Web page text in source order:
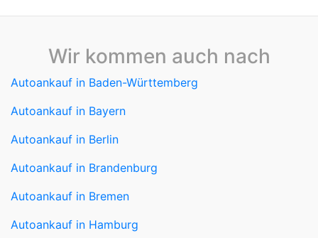
Wir kommen auch nach
Autoankauf in Baden-Württemberg
Autoankauf in Bayern
Autoankauf in Berlin
Autoankauf in Brandenburg
Autoankauf in Bremen
Autoankauf in Hamburg